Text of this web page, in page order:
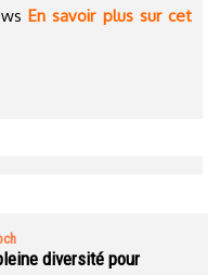
En savoir plus sur cet
diversité pour